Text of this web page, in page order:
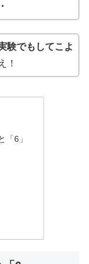
験でもしてこよ
！
「6」